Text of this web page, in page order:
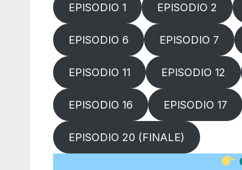
EPISODIO 1 EPISODIO 2
EPISODIO 6 EPISODIO 7
EPISODIO 11 EPISODIO 12
EPISODIO 16 EPISODIO 17
EPISODIO 20 (FINALE)